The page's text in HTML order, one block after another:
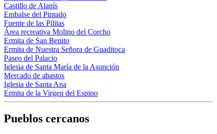
Castillo de Alanís
Embalse del Pintado
Fuente de las Pilitas
Área recreativa Molino del Corcho
Ermita de San Benito
Ermita de Nuestra Señora de Guaditoca
Paseo del Palacio
Iglesia de Santa María de la Asunción
Mercado de abastos
Iglesia de Santa Ana
Ermita de la Virgen del Espino
Pueblos cercanos